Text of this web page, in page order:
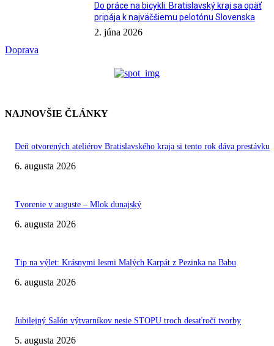
Doprava
Do práce na bicykli: Bratislavský kraj sa opäť
pripája k najväčšiemu pelotónu Slovenska
2. júna 2026
NAJNOVŠIE ČLÁNKY
Deň otvorených ateliérov Bratislavského kraja si tento rok dáva prestávku
6. augusta 2026
Tvorenie v auguste – Mlok dunajský
6. augusta 2026
Tip na výlet: Krásnymi lesmi Malých Karpát z Pezinka na Babu
6. augusta 2026
Jubilejný Salón výtvarníkov nesie STOPU troch desaťročí tvorby
5. augusta 2026